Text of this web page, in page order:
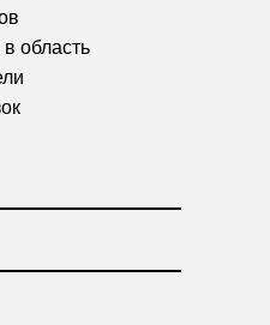
область